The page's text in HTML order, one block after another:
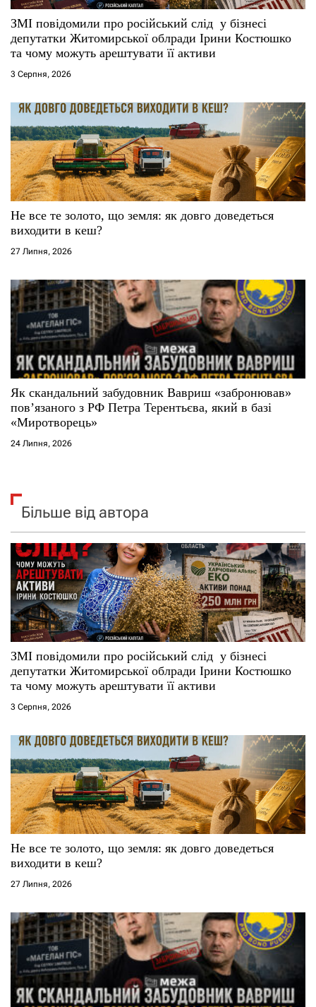
с
і
в
ЗМІ повідомили про російський слід у бізнесі
депутатки Житомирської облради Ірини Костюшко
та чому можуть арештувати її активи
3 Серпня, 2026
Не все те золото, що земля: як довго доведеться
виходити в кеш?
27 Липня, 2026
Як скандальний забудовник Вавриш «забронював»
повʼязаного з РФ Петра Терентьєва, який в базі
«Миротворець»
24 Липня, 2026
Більше від автора
ЗМІ повідомили про російський слід у бізнесі
депутатки Житомирської облради Ірини Костюшко
та чому можуть арештувати її активи
3 Серпня, 2026
Не все те золото, що земля: як довго доведеться
виходити в кеш?
27 Липня, 2026